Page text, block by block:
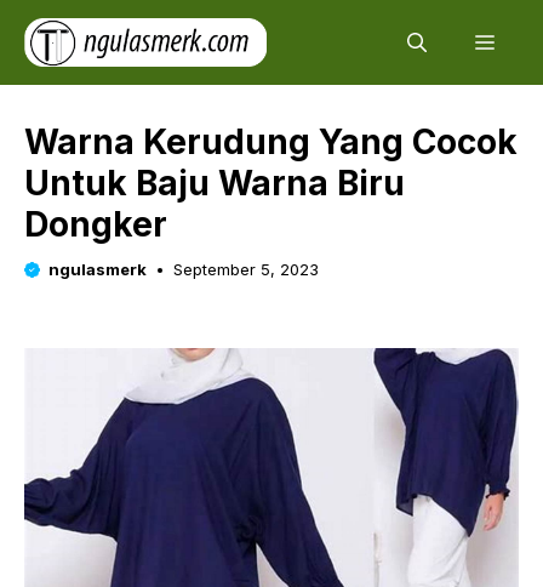
Skip
content
Warna Kerudung Yang Cocok
Untuk Baju Warna Biru
Dongker
ngulasmerk September 5, 2023